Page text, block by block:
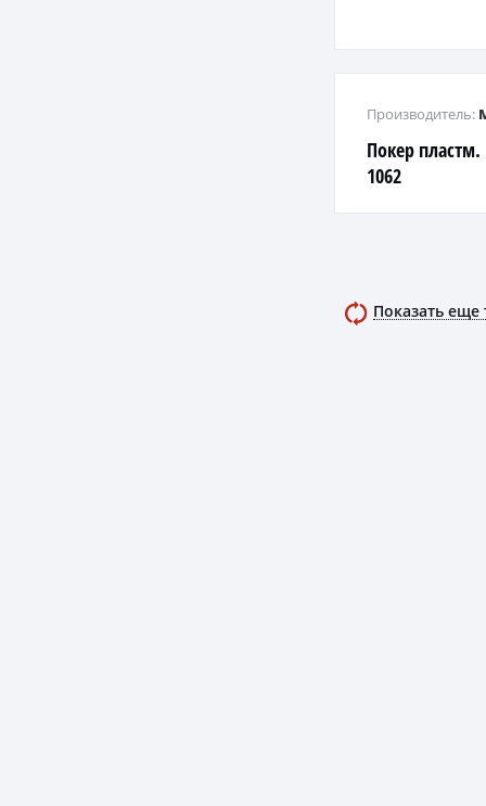
Покер
1062
Производитель:
Показать еще